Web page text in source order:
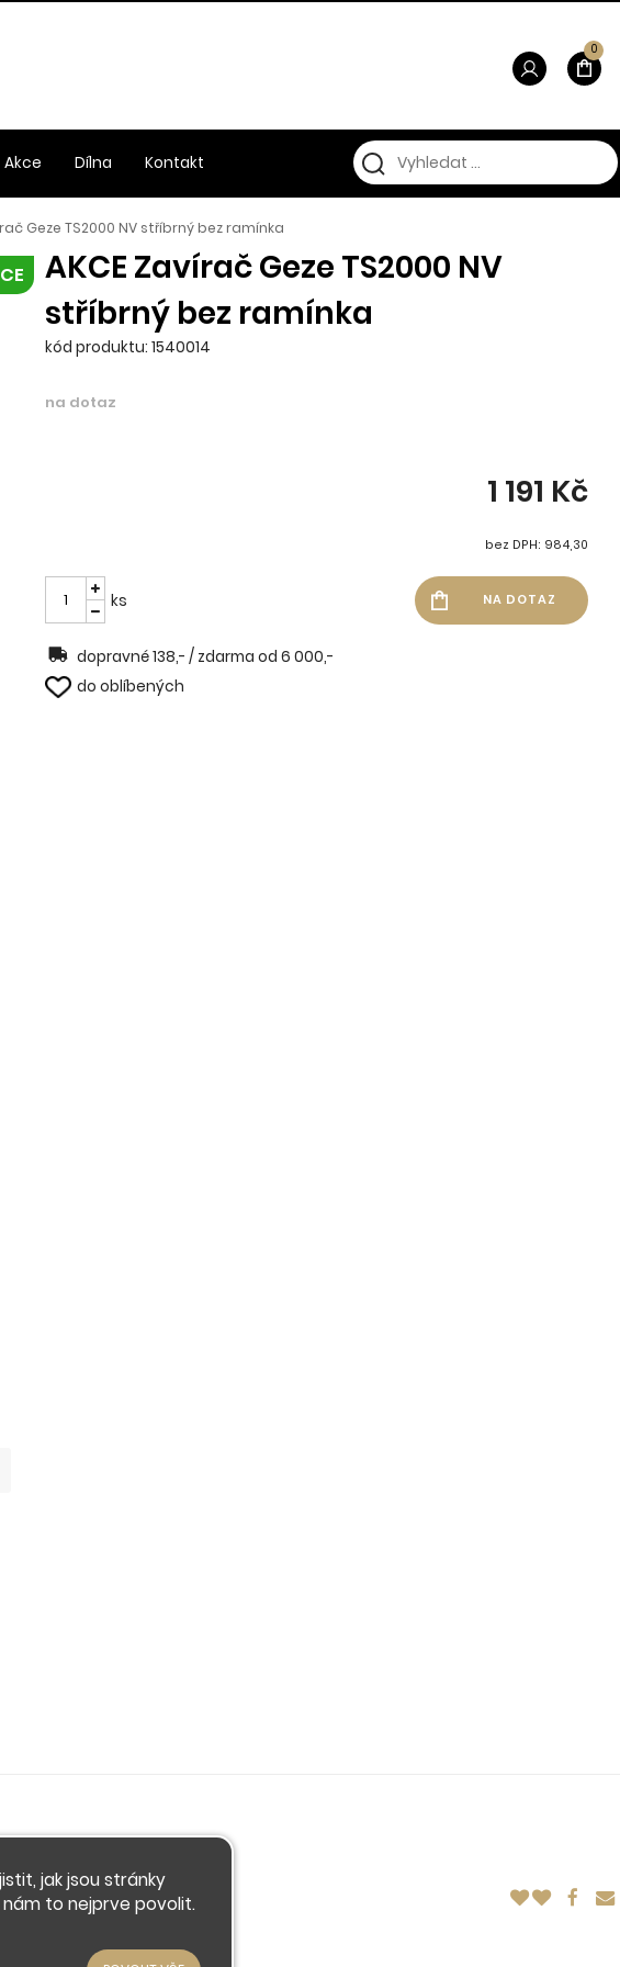
Geze TS2000 NV stříbrný bez ramínka
AKCE Zavírač Geze TS2000 NV
stříbrný bez ramínka
kód produktu: 1540014
na dotaz
1 191 Kč
bez DPH: 984,30
ks
dopravné 138,- / zdarma od 6 000,-
do oblíbených
Akce Dílna Kontakt
0
jak jsou stránky
to nejprve povolit.